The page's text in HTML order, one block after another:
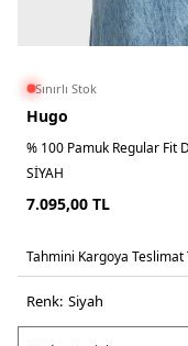
Sınırlı Stok
Hugo
% 100 Pamuk Regular Fit
SİYAH
7.095,00 TL
Tahmini Kargoya Teslimat
Renk: si̇yah